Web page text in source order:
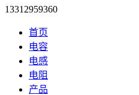
13312959360
首页
电容
电感
电阻
产品